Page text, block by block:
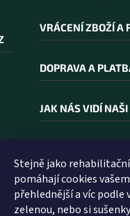
Stejně jako
pomáhají cookies
přehlednější a víc podle
zelenou, nebo si
VRÁCENÍ ZBOŽÍ A
DOPRAVA A
JAK NÁS VIDÍ
SLOVNÍK POJMŮ